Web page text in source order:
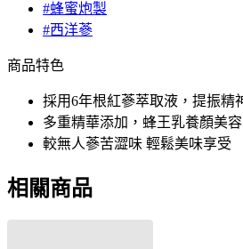
#蜂蜜炮製
#西洋蔘
商品特色
採用6年根紅蔘萃取液，提振精
多重精華添加，蜂王乳養顏美
較無人蔘苦澀味 輕鬆美味享受
相關商品